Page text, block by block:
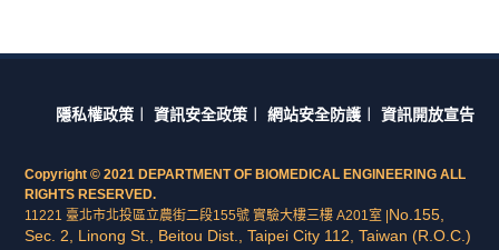
隱私權政策︱ 資訊安全政策︱ 網站安全防護︱ 資訊開放宣告
Copyright © 2021 DEPARTMENT OF BIOMEDICAL ENGINEERING ALL
RIGHTS RESERVED.
11221 臺北市北投區立農街二段155號 實驗大樓三樓 A201室 | No.155,
Sec. 2, Linong St., Beitou Dist., Taipei City 112, Taiwan (R.O.C.)